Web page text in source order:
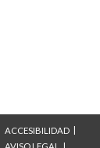
ACCESIBILIDAD
AVISO LEGAL